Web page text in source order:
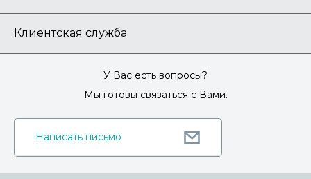
Клиентская служба
У Вас есть вопросы?
Мы готовы связаться с Вами.
Написать письмо